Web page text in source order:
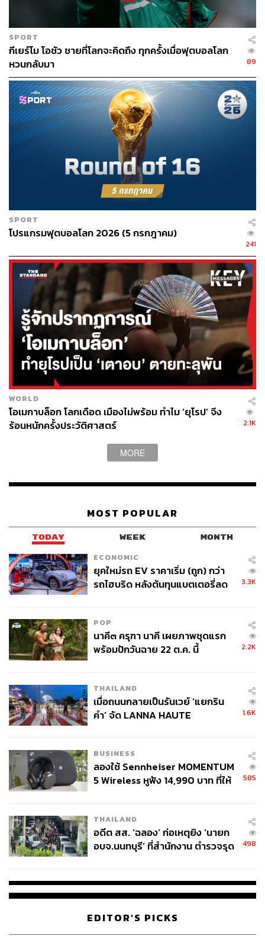
SPORT
กีเยร์โม โอชัว ชายที่โลกจะคิดถึง ทุกครั้งเมื่อฟุตบอลโลก
หวนกลับมา
89
SPORT
โปรแกรมฟุตบอลโลก 2026 (5 กรกฎาคม)
241
WORLD
โอเมกาบล็อก โลกเดือด เมืองไม่พร้อม ทำไม ‘ยุโรป’ จึง
ร้อนหนักครั้งประวัติศาสตร์
2.1K
MORE
MOST POPULAR
TODAY WEEK MONTH
ECONOMIC
ยุคใหม่รถ EV ราคาเริ่ม (ถูก) กว่า
รถไฮบริด หลังต้นทุนแบตเตอรี่ลด
3.3K
POP
นาคี๓ ครุฑา นาคี เผยภาพชุดแรก
พร้อมปักวันฉาย 22 ต.ค. นี้
2.2K
THAILAND
เมื่อถนนกลายเป็นรันเวย์ ‘แยกริน
คำ’ จัด LANNA HAUTE
1.6K
BUSINESS
ลองใช้ Sennheiser MOMENTUM
5 Wireless หูฟัง 14,990 บาท ที่ให้
585
THAILAND
อดีต สส. ‘ฉลอง’ ก่อเหตุยิง ‘นายก
อบจ.นนทบุรี’ ที่สำนักงาน ตำรวจรุด
498
EDITOR'S PICKS